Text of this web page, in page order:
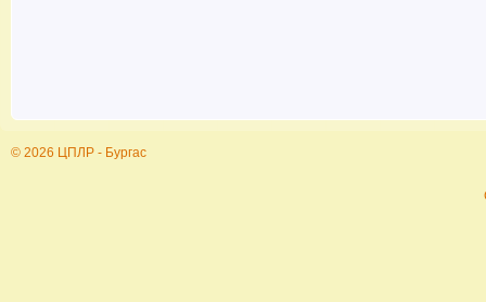
© 2026 ЦПЛР - Бургас